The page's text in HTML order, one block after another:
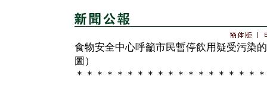
食物安全中心呼籲市民暫停飲用疑受污染
圖）
＊＊＊＊＊＊＊＊＊＊＊＊＊＊＊＊＊＊